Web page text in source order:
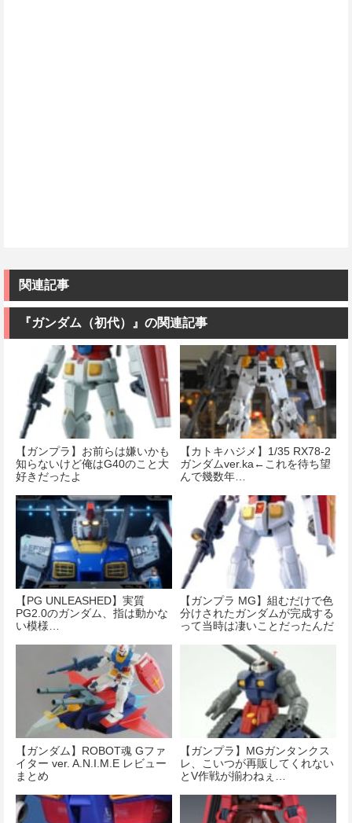
関連記事
『ガンダム（初代）』の関連記事
【ガンプラ】お前らは嫌いかも
知らないけど俺はG40のこと大
好きだったよ
【カトキハジメ】1/35 RX78-2
ガンダムver.ka←これを待ち望
んで幾数年…
【PG UNLEASHED】実質
PG2.0のガンダム、指は動かな
い模様…
【ガンプラ MG】組むだけで色
分けされたガンダムが完成する
って当時は凄いことだったんだ
【ガンダム】ROBOT魂 Gファ
イター ver. A.N.I.M.E レビュー
まとめ
【ガンプラ】MGガンタンクス
レ、こいつが再販してくれない
とV作戦が揃わねぇ…